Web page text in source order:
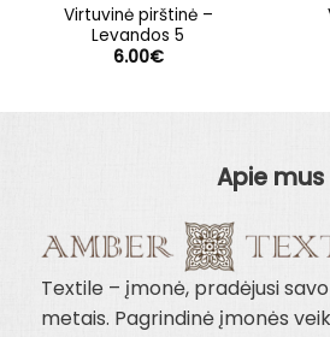
Virtuvinė pirštinė –
Levandos 5
6.00€
Apie mus
Textile – įmonė, pradėjusi
metais. Pagrindinė įmonės